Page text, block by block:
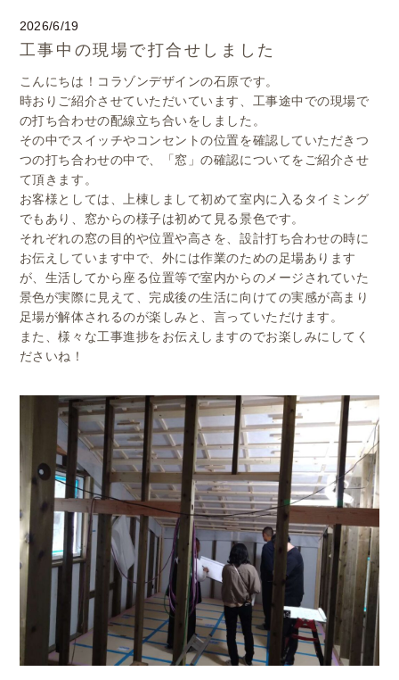
2026/6/19
工事中の現場で打合せしました
こんにちは！コラゾンデザインの石原です。
時おりご紹介させていただいています、 工事途中での現場で
の打ち合わせの配線立ち合いをしました。
その中でスイッチやコンセントの位置を確認していただきつ
つの打ち合わせの中で、「窓」の確認についてをご紹介させ
て頂きます。
お客様としては、
上棟しまして初めて室内に入るタイミング
でもあり、 窓からの様子は初めて見る景色です。
それぞれの窓の目的や位置や高さを、設計打ち合わせの時に
お伝えしています中で、 外には作業のための足場あります
が、 生活してから座る位置等で室内からのメージされていた
景色が実際 に見えて、 完成後の生活に向けての実感が高まり
足場が解体されるのが楽しみ と、言っていただけます。
また、様々な工事進捗をお伝えしますのでお楽しみにしてく
ださいね！